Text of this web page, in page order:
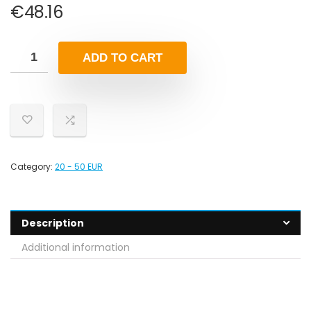
€48.16
ADD TO CART
Category: 20 - 50 EUR
Description
Additional information